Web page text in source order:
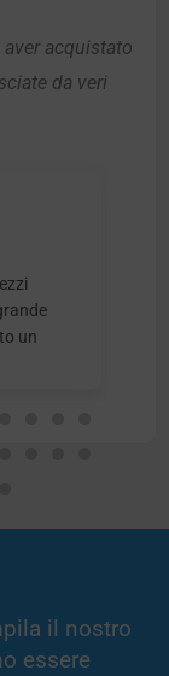
acquistato
da veri
un
il nostro
essere